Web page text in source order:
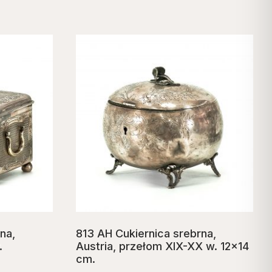
813 AH Cukiernica srebrna,
Austria, przełom XIX-XX w. 12×14
cm.